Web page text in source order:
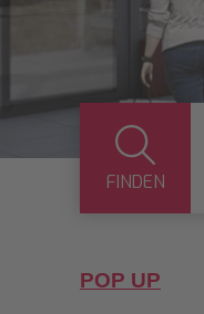
FINDEN
POP UP